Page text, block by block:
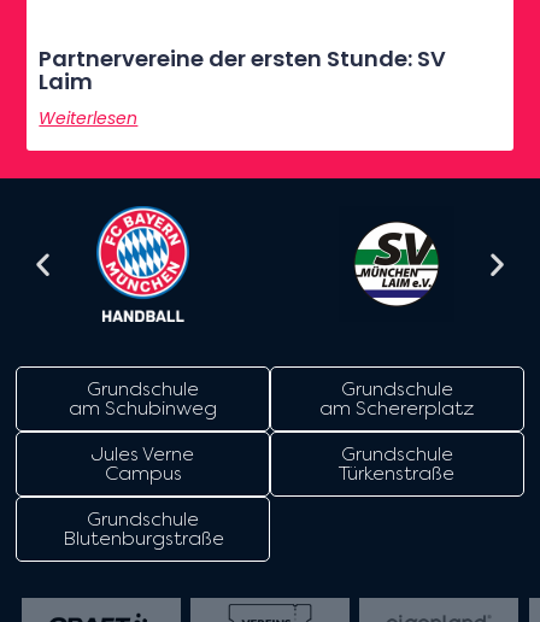
Partnervereine der ersten Stunde: SV
Laim
Weiterlesen
Grundschule
am Schubinweg
Grundschule
am Schererplatz
Jules Verne
Campus
Grundschule
Türkenstraße
Grundschule
Blutenburgstraße